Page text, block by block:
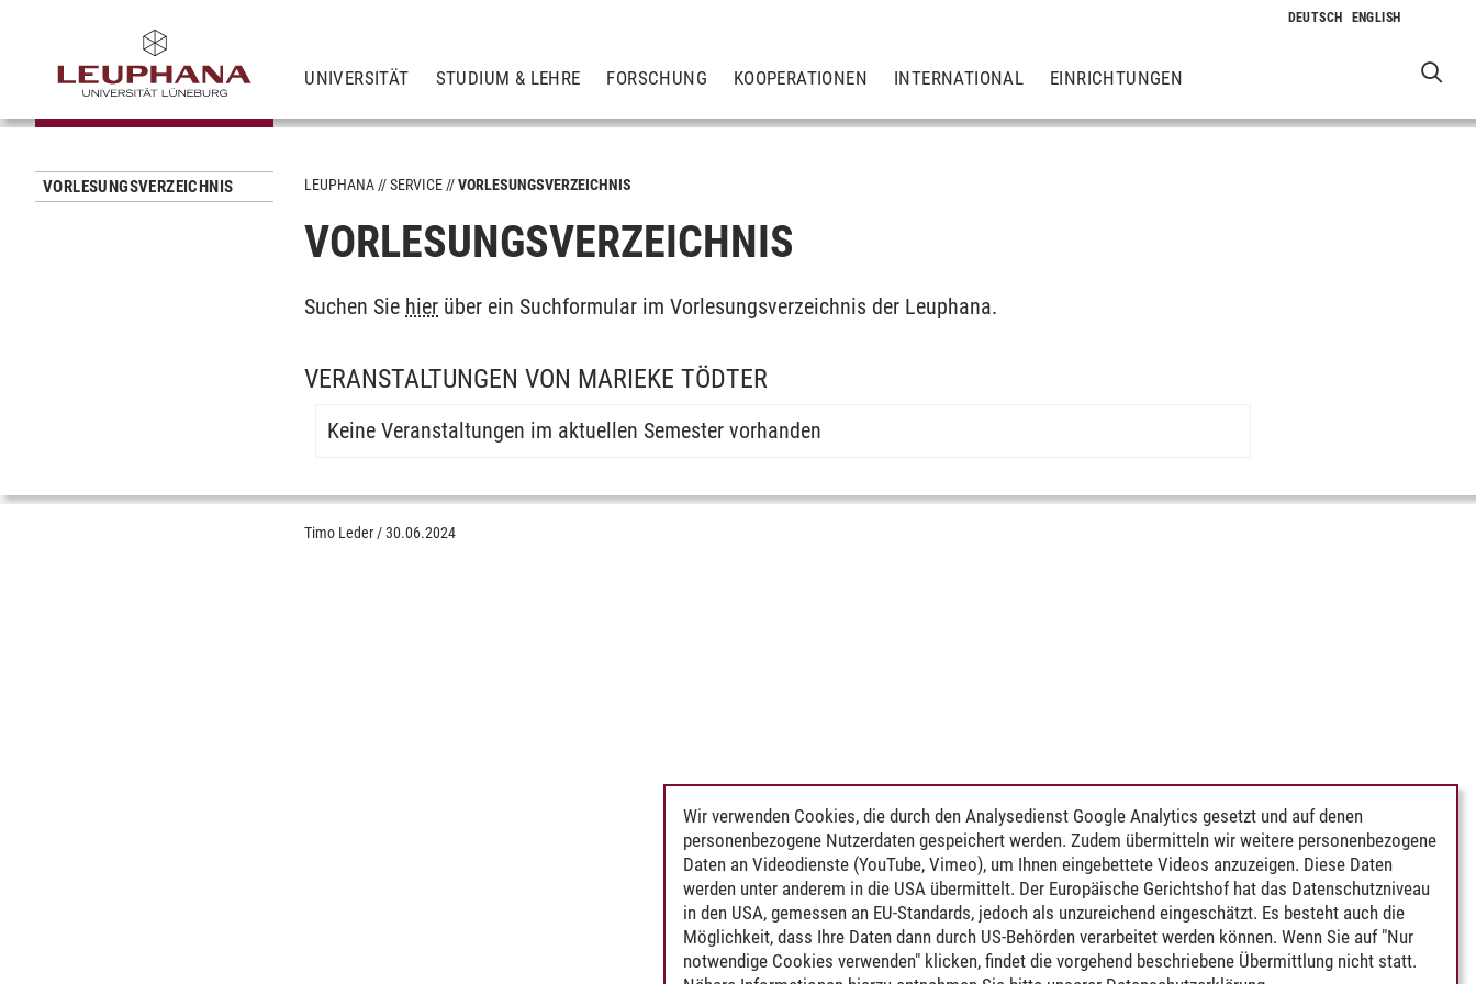
UNIVERSITÄT STUDIUM & LEHRE FORSCHUNG KOOPERATIONEN INTERNATIONAL EINRICHTUNGEN
VORLESUNGSVERZEICHNIS LEUPHANA SERVICE VORLESUNGSVERZEICHNIS
VORLESUNGSVERZEICHNIS
Suchen Sie hier über ein Suchformular im Vorlesungsverzeichnis der Leuphana.
VERANSTALTUNGEN VON MARIEKE TÖDTER
Keine Veranstaltungen im aktuellen Semester vorhanden
Timo Leder /30.06.2024
Wir verwenden Cookies, die durch den Analysedienst Google Analytics gesetzt und auf denen
personenbezogene Nutzerdaten gespeichert werden. Zudem übermitteln wir weitere personenbezogene
Daten an Videodienste (YouTube, Vimeo), um Ihnen eingebettete Videos anzuzeigen. Diese Daten
werden unter anderem in die USA übermittelt. Der Europäische Gerichtshof hat das Datenschutzniveau
in den USA, gemessen an EU-Standards, jedoch als unzureichend eingeschätzt. Es besteht auch die
Möglichkeit, dass Ihre Daten dann durch US-Behörden verarbeitet werden können. Wenn Sie auf "Nur
notwendige Cookies verwenden" klicken, findet die vorgehend beschriebene Übermittlung nicht statt.